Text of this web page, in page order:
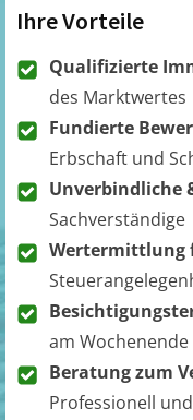
Ihre Vorteile
Qualifizierte
des Marktwertes
Fundierte
Erbschaft und
Unverbindliche
Sachverständige
Wertermittlung
am Wochenende
Beratung zum
Professionell